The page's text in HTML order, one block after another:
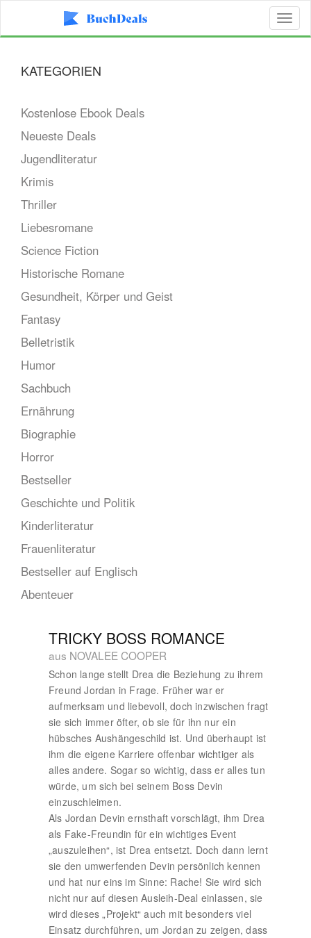
KATEGORIEN
Kostenlose Ebook Deals
Neueste Deals
Jugendliteratur
Krimis
Thriller
Liebesromane
Science Fiction
Historische Romane
Gesundheit, Körper und Geist
Fantasy
Belletristik
Humor
Sachbuch
Ernährung
Biographie
Horror
Bestseller
Geschichte und Politik
Kinderliteratur
Frauenliteratur
Bestseller auf Englisch
Abenteuer
TRICKY BOSS ROMANCE
aus NOVALEE COOPER
Schon lange stellt Drea die Beziehung zu ihrem
Freund Jordan in Frage. Früher war er
aufmerksam und liebevoll, doch inzwischen fragt
sie sich immer öfter, ob sie für ihn nur ein
hübsches Aushängeschild ist. Und überhaupt ist
ihm die eigene Karriere offenbar wichtiger als
alles andere. Sogar so wichtig, dass er alles tun
würde, um sich bei seinem Boss Devin
einzuschleimen.
Als Jordan Devin ernsthaft vorschlägt, ihm Drea
als Fake-Freundin für ein wichtiges Event
„auszuleihen“, ist Drea entsetzt. Doch dann lernt
sie den umwerfenden Devin persönlich kennen
und hat nur eins im Sinne: Rache! Sie wird sich
nicht nur auf diesen Ausleih-Deal einlassen, sie
wird dieses „Projekt“ auch mit besonders viel
Einsatz durchführen, um Jordan zu zeigen, dass